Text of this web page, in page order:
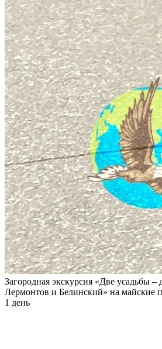
Загородная экскурсия «Две усадьбы –
Лермонтов и Белинский» на майские
1 день